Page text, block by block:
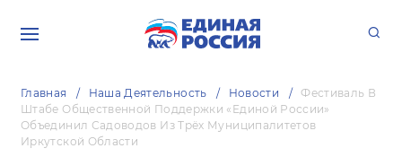
Главная Наша Деятельность Новости
Фестиваль В
Штабе Общественной Поддержки «Единой России»
Объединил Садоводов Из Трёх Муниципалитетов
Иркутской Области